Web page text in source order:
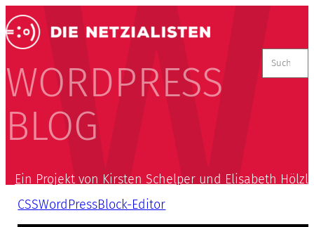
WORDPRESS
BLOG
nach:
Ein Projekt von Kirsten Schelper und Elisabeth Hölzl
CSSWordPressBlock-Editor